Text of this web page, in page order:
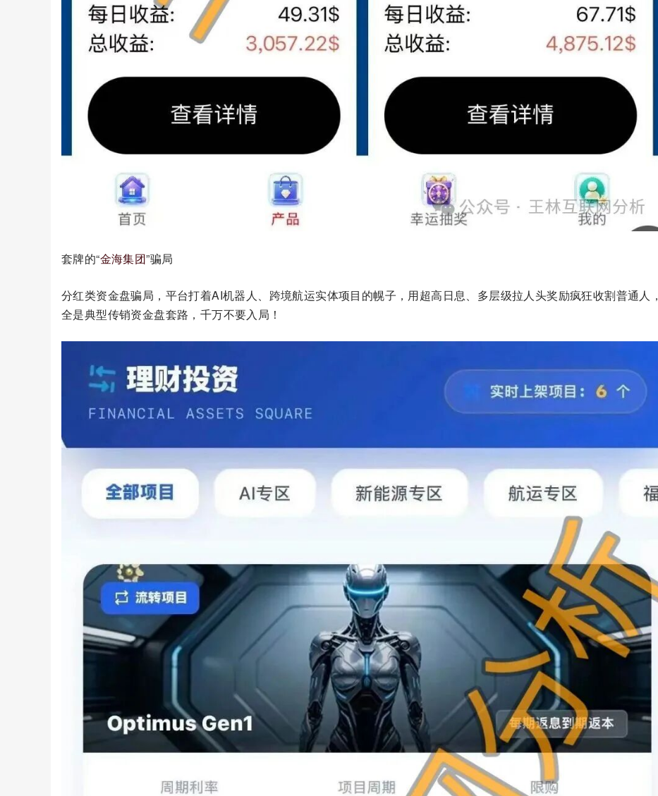
套牌的“金海集团”骗局
分红类资金盘骗局，平台打着AI机器人、跨境航运实体项目的幌子，用超高日息、多层级拉人头奖励疯狂收割普通人，
全是典型传销资金盘套路，千万不要入局！